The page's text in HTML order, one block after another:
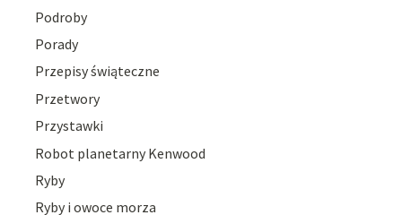
Podroby
Porady
Przepisy świąteczne
Przetwory
Przystawki
Robot planetarny Kenwood
Ryby
Ryby i owoce morza